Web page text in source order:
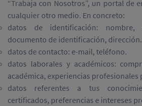
“Trabaja con Nosotros”, un portal de
cualquier otro medio. En concreto:
datos de identificación: nombre,
documento de identificación, dirección.
datos de contacto: e-mail, teléfono.
datos laborales y académicos:
académica, experiencias profesionales
datos referentes a tus
certificados, preferencias e intereses